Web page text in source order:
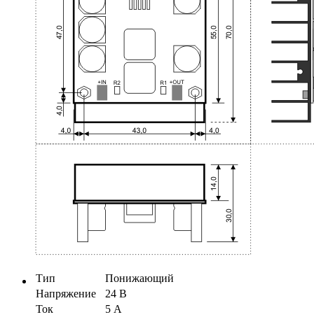
Тип
Понижающий
Напряжение
24 В
Ток
5 А